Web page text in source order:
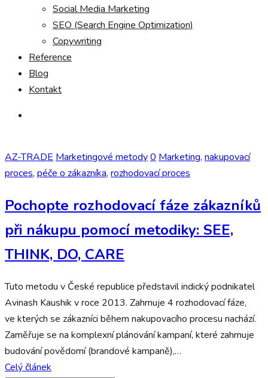
Social Media Marketing
SEO (Search Engine Optimization)
Copywriting
Reference
Blog
Kontakt
AZ-TRADE Marketingové metody0 Marketing, nakupovací
proces, péče o zákazníka, rozhodovací proces
Pochopte rozhodovací fáze zákazníků
při nákupu pomocí metodiky: SEE,
THINK, DO, CARE
Tuto metodu v České republice představil indický podnikatel
Avinash Kaushik v roce 2013. Zahrnuje 4 rozhodovací fáze,
ve kterých se zákazníci během nakupovacího procesu nachází.
Zaměřuje se na komplexní plánování kampaní, které zahrnuje
budování povědomí (brandové kampaně),…
Celý článek